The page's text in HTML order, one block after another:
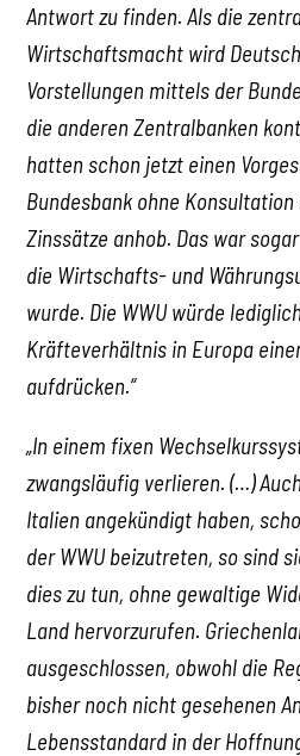
Antwort zu finden. Als die
Wirtschaftsmacht wird
Vorstellungen mittels der
die anderen Zentralbanken
hatten schon jetzt einen
Bundesbank ohne
Zinssätze anhob. Das war
die Wirtschafts- und
wurde. Die WWU würde
Kräfteverhältnis in Europa
aufdrücken.“
„In einem fixen
zwangsläufig verlieren. (…)
Italien angekündigt haben,
der WWU beizutreten, so sind
dies zu tun, ohne gewaltige
Land hervorzurufen.
ausgeschlossen, obwohl die
bisher noch nicht gesehenen
Lebensstandard in der